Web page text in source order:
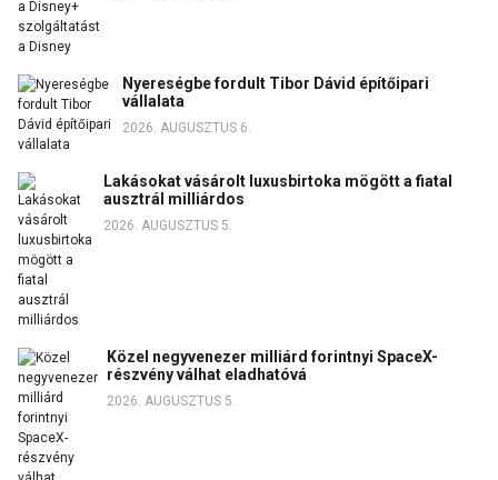
Nyereségbe fordult Tibor Dávid építőipari
vállalata
2026. AUGUSZTUS 6.
Lakásokat vásárolt luxusbirtoka mögött a fiatal
ausztrál milliárdos
2026. AUGUSZTUS 5.
Közel negyvenezer milliárd forintnyi SpaceX-
részvény válhat eladhatóvá
2026. AUGUSZTUS 5.